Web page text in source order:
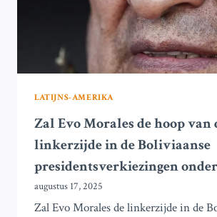
BOLIVIA
LATIJNS-AMERIKA
Zal Evo Morales de hoop van
linkerzijde in de Boliviaanse
presidentsverkiezingen
augustus 17, 2025
Zal Evo Morales de linkerzijde in de